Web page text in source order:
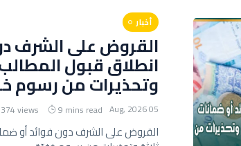
أخبار
القروض على الشرف
انطلاق قبول
وتحذيرات من رسوم
05 Aug, 2026
9 mins read
374 views
القروض على الشرف دون فوائد أو